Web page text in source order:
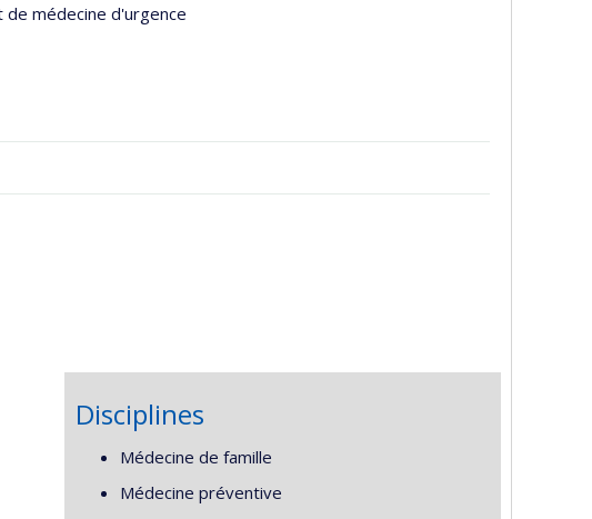
médecine d'urgence
Disciplines
Médecine de famille
Médecine préventive